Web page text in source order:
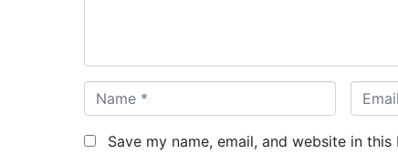
a
m
m
a
Save my name, email, and website in